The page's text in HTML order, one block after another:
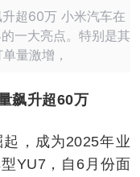
超60万 小米汽车在
一大亮点。特别是其
量激增，
飙升超60万
，成为2025年业
YU7，自6月份面